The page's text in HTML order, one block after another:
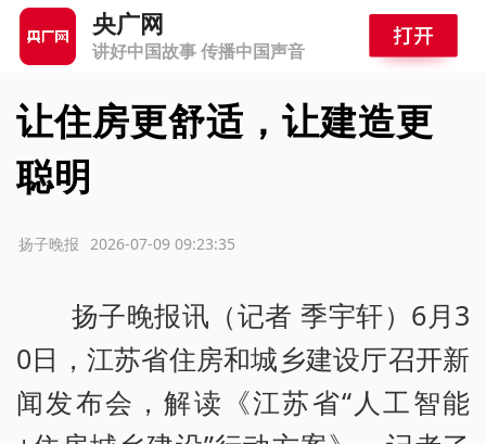
央广网
讲好中国故事 传播中国声音
让住房更舒适，让建造更
聪明
2026-07-09 09:23:35
扬子晚报
扬子晚报讯（记者 季宇轩）6月3
0日，江苏省住房和城乡建设厅召开新
闻发布会，解读《江苏省“人工智能